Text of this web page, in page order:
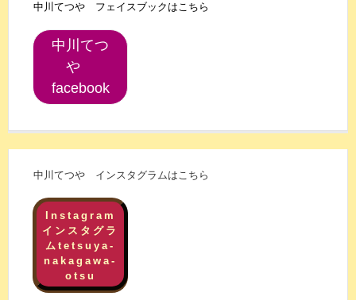
中川てつや フェイスブックはこちら
中川てつ
や
facebook
中川てつや インスタグラムはこちら
Instagram
インスタグラ
ムtetsuya-
nakagawa-
otsu